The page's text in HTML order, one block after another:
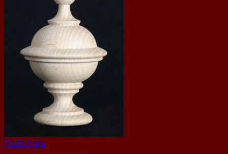
Quick View